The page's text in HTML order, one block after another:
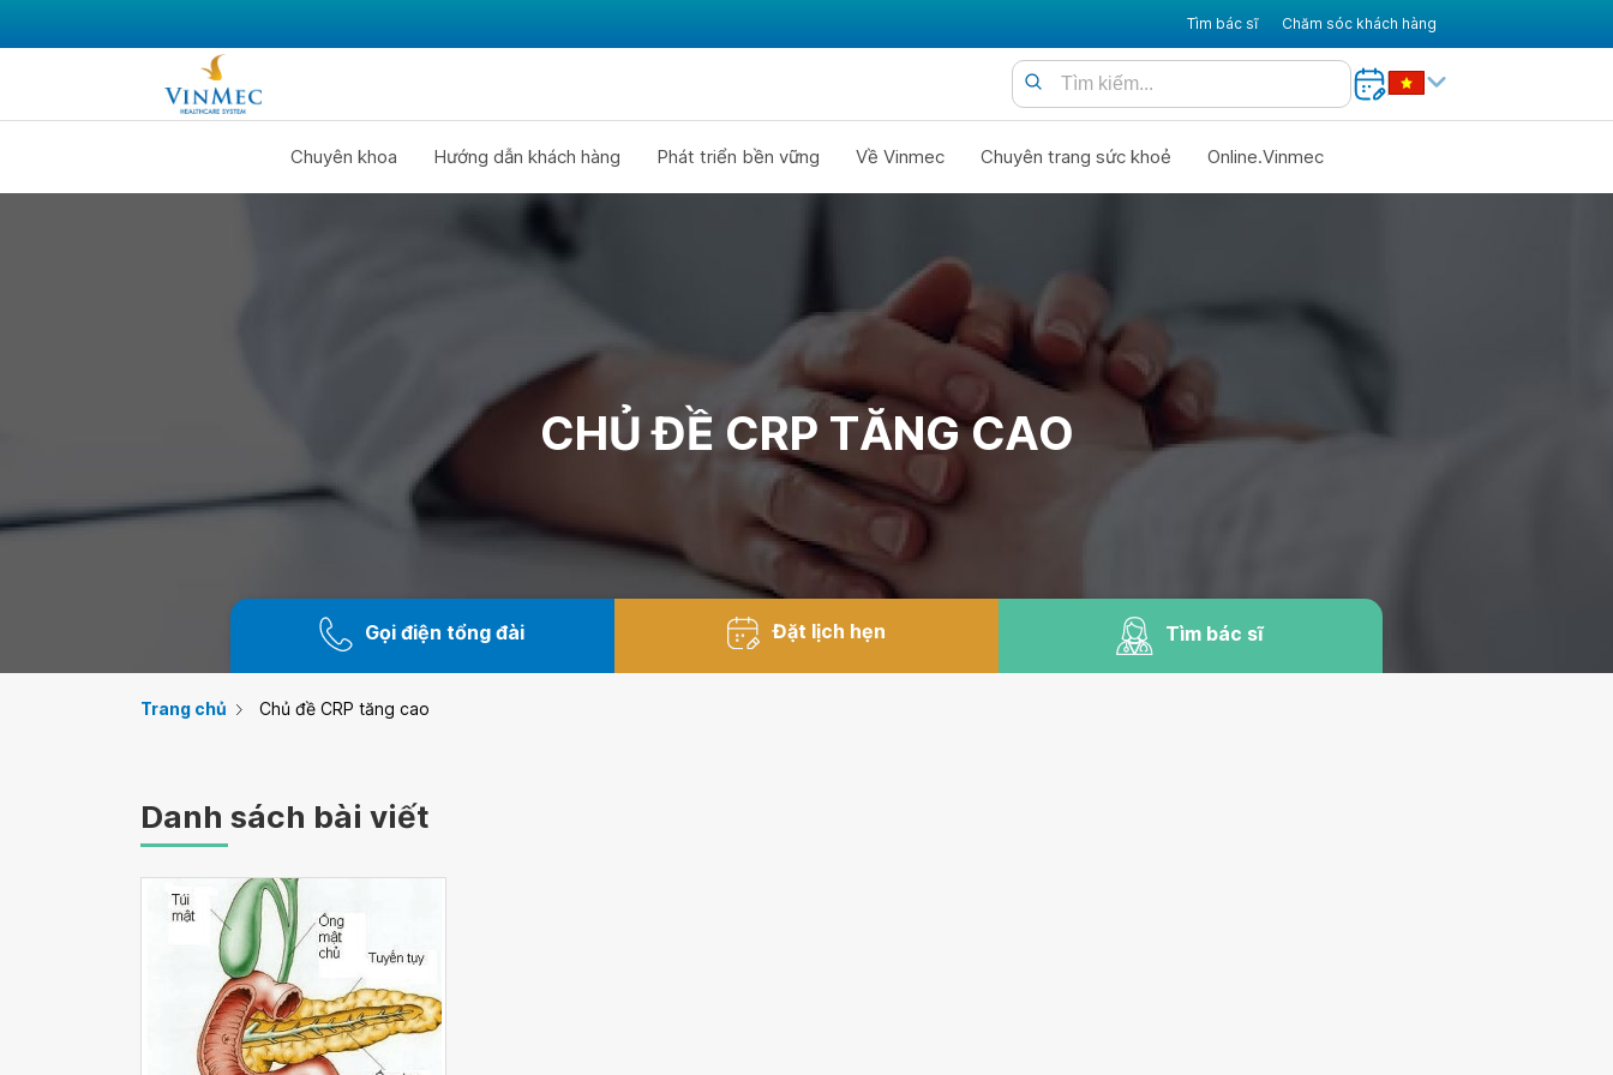
Tìm bác sĩ Chăm sóc khách hàng
Chuyên khoa Hướng dẫn khách hàng Phát triển bền vững Về Vinmec Chuyên trang sức khoẻ Online.Vinmec
CHỦ ĐỀ CRP TĂNG CAO
Gọi điện tổng đài Đặt lịch hẹn Tìm bác sĩ
Trang chủ Chủ đề CRP tăng cao
Danh sách bài viết